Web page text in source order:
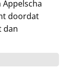
doordat
dan